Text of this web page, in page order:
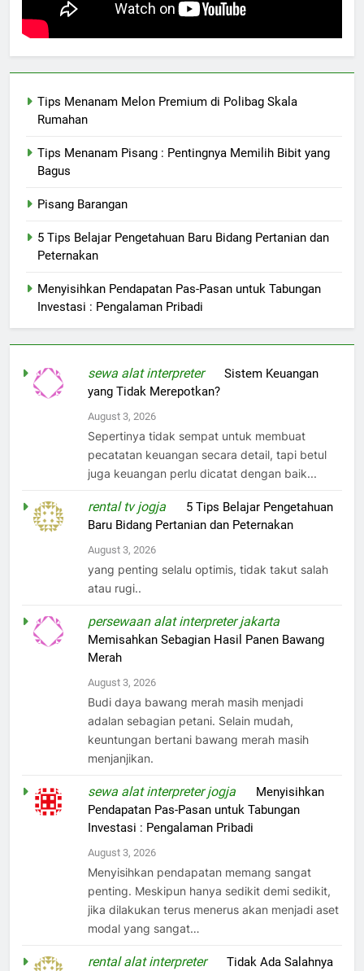
Tips Menanam Melon Premium di Polibag Skala
Rumahan
Tips Menanam Pisang : Pentingnya Memilih Bibit yang
Bagus
Pisang Barangan
5 Tips Belajar Pengetahuan Baru Bidang Pertanian dan
Peternakan
Menyisihkan Pendapatan Pas-Pasan untuk Tabungan
Investasi : Pengalaman Pribadi
sewa alat interpreteronSistem Keuangan
yang Tidak Merepotkan?
August 3, 2026
Sepertinya tidak sempat untuk membuat
pecatatan keuangan secara detail, tapi betul
juga keuangan perlu dicatat dengan baik...
rental tv jogja
5 Tips Belajar Pengetahuan
Baru Bidang Pertanian dan Peternakan
August 3, 2026
yang penting selalu optimis, tidak takut salah
atau rugi..
persewaan alat interpreter jakarta
Memisahkan Sebagian Hasil Panen Bawang
Merah
August 3, 2026
Budi daya bawang merah masih menjadi
adalan sebagian petani. Selain mudah,
keuntungan bertani bawang merah masih
menjanjikan.
sewa alat interpreter jogja
Menyisihkan
Pendapatan Pas-Pasan untuk Tabungan
Investasi : Pengalaman Pribadi
August 3, 2026
Menyisihkan pendapatan memang sangat
penting. Meskipun hanya sedikit demi sedikit,
jika dilakukan terus menerus akan menjadi aset
modal yang sangat…
rental alat interpreteronTidak Ada Salahnya